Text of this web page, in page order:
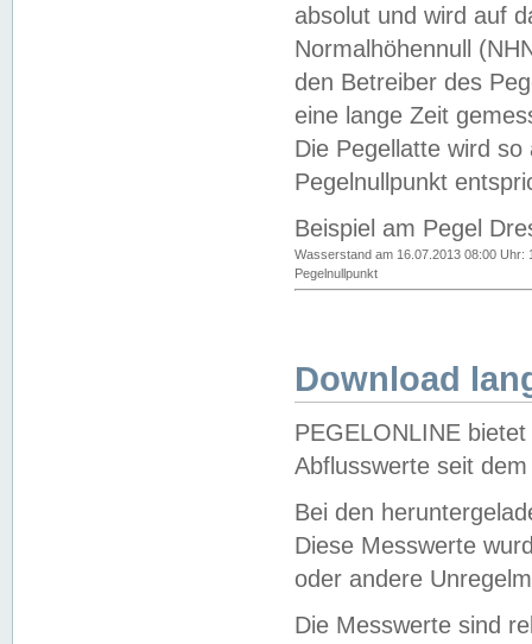
absolut und wird auf
Normalhöhennull
den Betreiber des
eine lange Zeit
Die Pegellatte wird
Pegelnullpunkt
Beispiel am Pegel
Wasserstand am 16.07.2013 08:00 Uhr:
Pegelnullpunkt
Download
PEGELONLINE
Abflusswerte seit
Bei den
Diese Messwerte
oder andere
Die Messwerte sind